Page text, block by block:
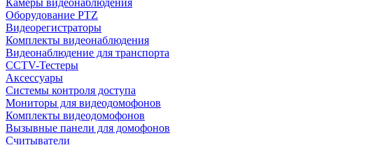
Оборудование PTZ
Видеорегистраторы
Комплекты видеонаблюдения
Видеонаблюдение для транспорта
CCTV-Тестеры
Аксессуары
Системы контроля доступа
Мониторы для видеодомофонов
Комплекты видеодомофонов
Вызывные панели для домофонов
Считыватели